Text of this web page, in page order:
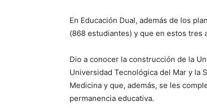
En Educación Dual, además de los
(868 estudiantes) y que en estos tres
Dio a conocer la construcción de la
Universidad Tecnológica del Mar y la
Medicina y que, además, se les
permanencia educativa.